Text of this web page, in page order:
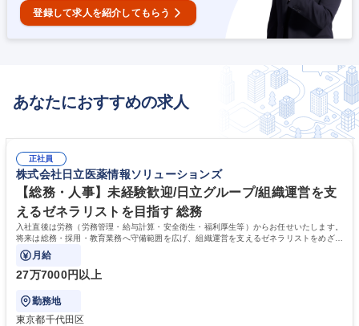
登録して求人を紹介してもらう
あなたにおすすめの求人
正社員
株式会社日立医薬情報ソリューションズ
【総務・人事】未経験歓迎/日立グループ/組織運営を支
えるゼネラリストを目指す 総務
入社直後は労務（労務管理・給与計算・安全衛生・福利厚生等）からお任せいたします。
将来は総務・採用・教育業務へ守備範囲を広げ、組織運営を支えるゼネラリストをめざせ
ます。
月給
27万7000円以上
勤務地
東京都千代田区